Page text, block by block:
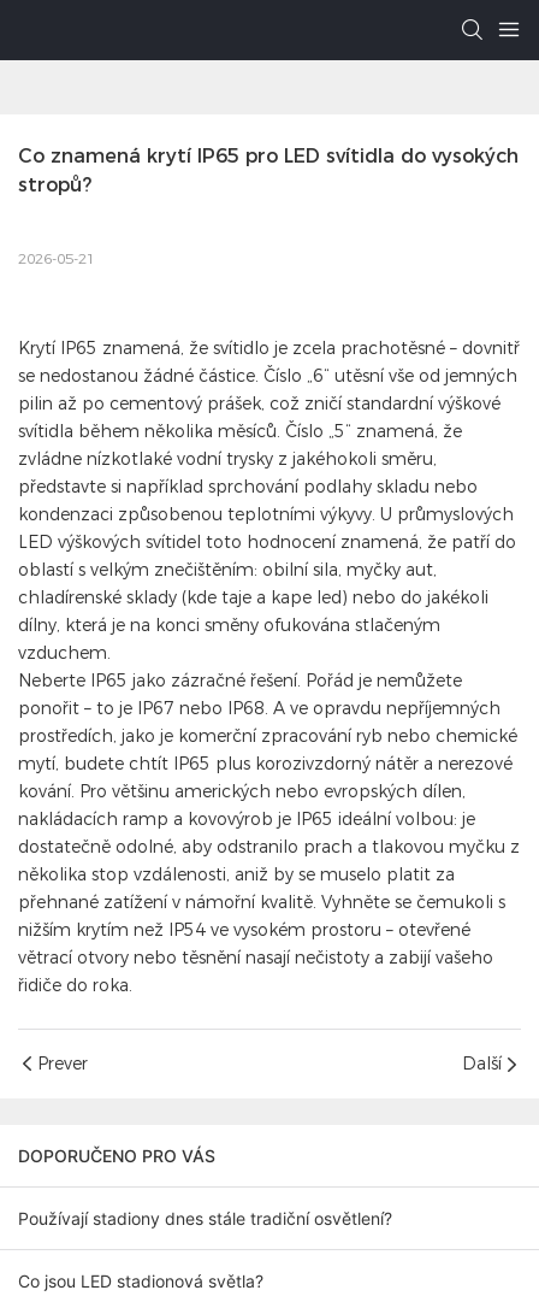
Co znamená krytí IP65 pro LED svítidla do vysokých
stropů?
2026-05-21
Krytí IP65 znamená, že svítidlo je zcela prachotěsné – dovnitř
se nedostanou žádné částice. Číslo „6“ utěsní vše od jemných
pilin až po cementový prášek, což zničí standardní výškové
svítidla během několika měsíců. Číslo „5“ znamená, že
zvládne nízkotlaké vodní trysky z jakéhokoli směru,
představte si například sprchování podlahy skladu nebo
kondenzaci způsobenou teplotními výkyvy. U průmyslových
LED výškových svítidel toto hodnocení znamená, že patří do
oblastí s velkým znečištěním: obilní sila, myčky aut,
chladírenské sklady (kde taje a kape led) nebo do jakékoli
dílny, která je na konci směny ofukována stlačeným
vzduchem.
Neberte IP65 jako zázračné řešení. Pořád je nemůžete
ponořit – to je IP67 nebo IP68. A ve opravdu nepříjemných
prostředích, jako je komerční zpracování ryb nebo chemické
mytí, budete chtít IP65 plus korozivzdorný nátěr a nerezové
kování. Pro většinu amerických nebo evropských dílen,
nakládacích ramp a kovovýrob je IP65 ideální volbou: je
dostatečně odolné, aby odstranilo prach a tlakovou myčku z
několika stop vzdálenosti, aniž by se muselo platit za
přehnané zatížení v námořní kvalitě. Vyhněte se čemukoli s
nižším krytím než IP54 ve vysokém prostoru – otevřené
větrací otvory nebo těsnění nasají nečistoty a zabijí vašeho
řidiče do roka.
Prever Další
DOPORUČENO PRO VÁS
Používají stadiony dnes stále tradiční osvětlení?
Co jsou LED stadionová světla?